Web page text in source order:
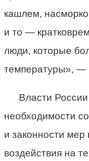
кашлем,
и то —
люди, которые
температуры», —
Власти
необходимости
и законности мер
воздействия на